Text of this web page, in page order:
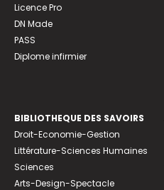
Licence Pro
DN Made
PASS
Diplome infirmier
BIBLIOTHEQUE DES SAVOIRS
Droit-Economie-Gestion
Littérature-Sciences Humaines
Sciences
Arts-Design-Spectacle